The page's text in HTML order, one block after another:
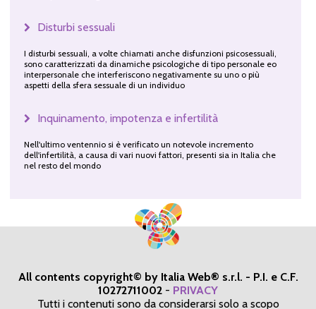
Disturbi sessuali
I disturbi sessuali, a volte chiamati anche disfunzioni psicosessuali,
sono caratterizzati da dinamiche psicologiche di tipo personale eo
interpersonale che interferiscono negativamente su uno o più
aspetti della sfera sessuale di un individuo
Inquinamento, impotenza e infertilità
Nell'ultimo ventennio si è verificato un notevole incremento
dell'infertilità, a causa di vari nuovi fattori, presenti sia in Italia che
nel resto del mondo
All contents copyright© by Italia Web® s.r.l. - P.I. e C.F.
10272711002 - PRIVACY
Tutti i contenuti sono da considerarsi solo a scopo